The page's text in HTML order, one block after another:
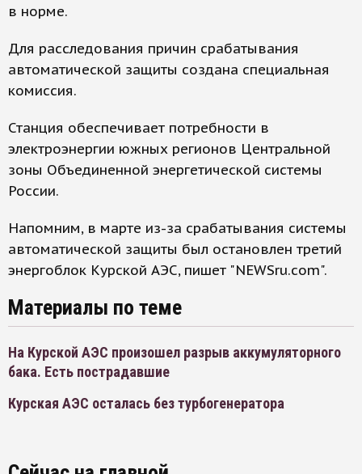
в норме.
Для расследования причин срабатывания
автоматической защиты создана специальная
комиссия.
Станция обеспечивает потребности в
электроэнергии южных регионов Центральной
зоны Объединенной энергетической системы
России.
Напомним, в марте из-за срабатывания системы
автоматической защиты был остановлен третий
энергоблок Курской АЭС, пишет "NEWSru.com".
Материалы по теме
На Курской АЭС произошел разрыв аккумуляторного
бака. Есть пострадавшие
Курская АЭС осталась без турбогенератора